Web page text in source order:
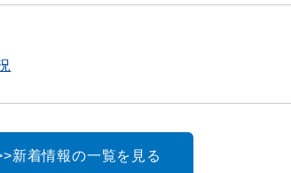
新着情報の一覧を見る